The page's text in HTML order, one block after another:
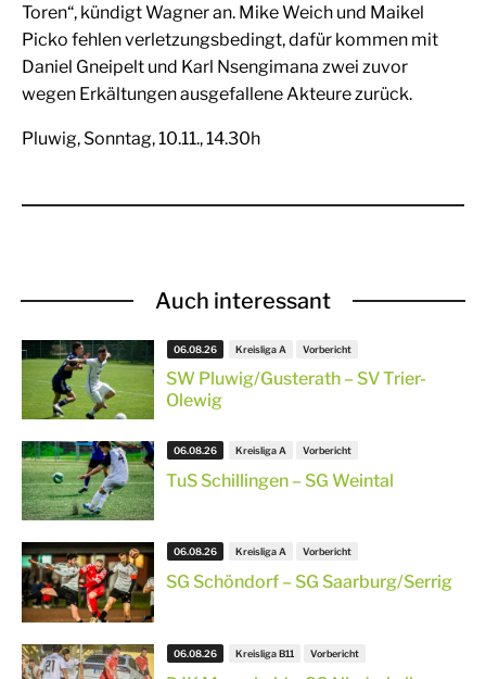
Toren“, kündigt Wagner an. Mike Weich und Maikel
Picko fehlen verletzungsbedingt, dafür kommen mit
Daniel Gneipelt und Karl Nsengimana zwei zuvor
wegen Erkältungen ausgefallene Akteure zurück.
Pluwig, Sonntag, 10.11., 14.30h
Auch interessant
SW Pluwig/Gusterath – SV Trier-
Olewig
06.08.26 Kreisliga A Vorbericht
TuS Schillingen – SG Weintal
06.08.26 Kreisliga A Vorbericht
SG Schöndorf – SG Saarburg/Serrig
06.08.26 Kreisliga A Vorbericht
06.08.26 Kreisliga B11 Vorbericht